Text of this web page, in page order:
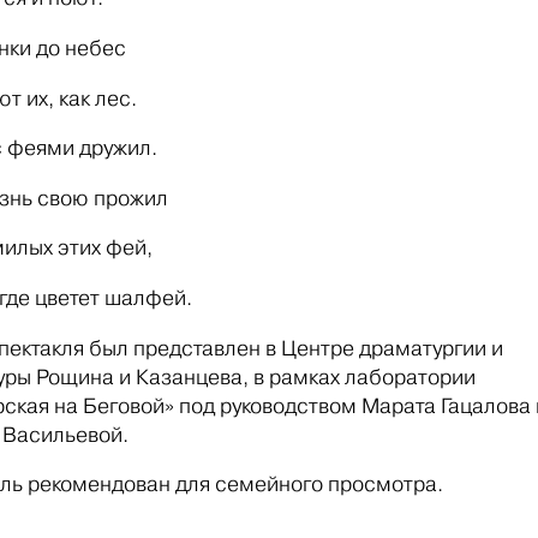
до небес
их, как лес.
феями дружил.
свою прожил
этих фей,
цветет шалфей.
был представлен в Центре драматургии и
Рощина и Казанцева, в рамках лаборатории
на Беговой» под руководством Марата Гацалова
рекомендован для семейного просмотра.